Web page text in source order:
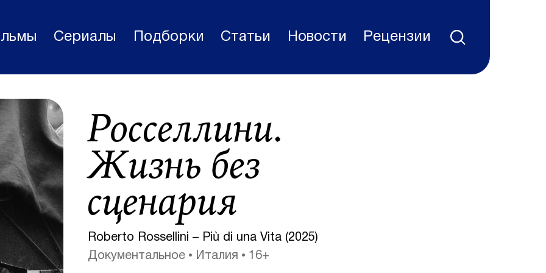
Статьи
Сериалы
Новости
Подборки
Рецензии
О нас
Авторы
Сериалы Подборки Статьи Новости Рецензии
Росселлини.
Жизнь без
сценария
Roberto Rossellini – Più di una Vita (2025)
Документальное
Италия 16+